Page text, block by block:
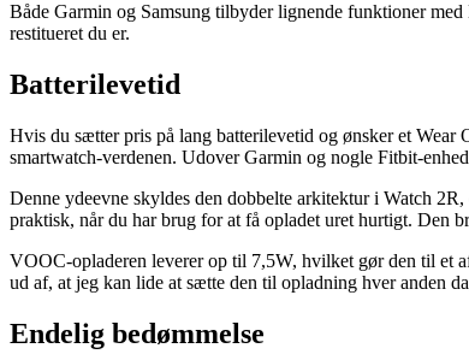
Både Garmin og Samsung tilbyder lignende funktioner
restitueret du er.
Batterilevetid
Hvis du sætter pris på lang batterilevetid og ønsker et Wear
smartwatch-verdenen. Udover Garmin og nogle Fitbit-
Denne ydeevne skyldes den dobbelte arkitektur i Watch
praktisk, når du har brug for at få opladet uret hurtigt. Den
VOOC-opladeren leverer op til 7,5W, hvilket gør den til et
ud af, at jeg kan lide at sætte den til opladning hver anden
Endelig bedømmelse